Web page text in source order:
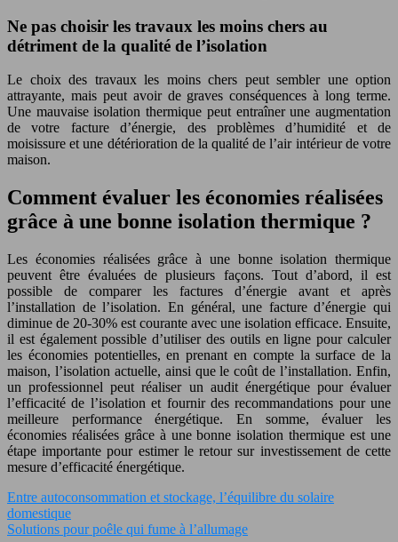
Ne pas choisir les travaux les moins chers au
détriment de la qualité de l’isolation
Le choix des travaux les moins chers peut sembler une option
attrayante, mais peut avoir de graves conséquences à long terme.
Une mauvaise isolation thermique peut entraîner une augmentation
de votre facture d’énergie, des problèmes d’humidité et de
moisissure et une détérioration de la qualité de l’air intérieur de votre
maison.
Comment évaluer les économies réalisées
grâce à une bonne isolation thermique ?
Les économies réalisées grâce à une bonne isolation thermique
peuvent être évaluées de plusieurs façons. Tout d’abord, il est
possible de comparer les factures d’énergie avant et après
l’installation de l’isolation. En général, une facture d’énergie qui
diminue de 20-30% est courante avec une isolation efficace. Ensuite,
il est également possible d’utiliser des outils en ligne pour calculer
les économies potentielles, en prenant en compte la surface de la
maison, l’isolation actuelle, ainsi que le coût de l’installation. Enfin,
un professionnel peut réaliser un audit énergétique pour évaluer
l’efficacité de l’isolation et fournir des recommandations pour une
meilleure performance énergétique. En somme, évaluer les
économies réalisées grâce à une bonne isolation thermique est une
étape importante pour estimer le retour sur investissement de cette
mesure d’efficacité énergétique.
Entre autoconsommation et stockage, l’équilibre du solaire
domestique
Solutions pour poêle qui fume à l’allumage